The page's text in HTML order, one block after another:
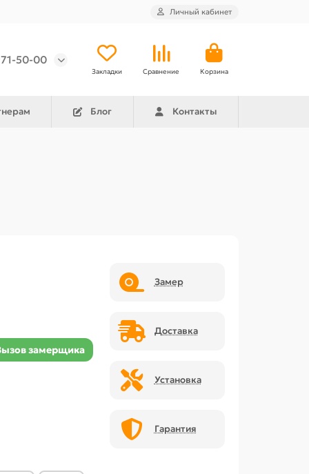
Личный кабинет
50-00
Закладки Сравнение Корзина
Блог Контакты
замерщика
Замер
Доставка
Установка
Гарантия